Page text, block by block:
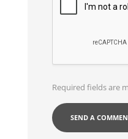
Required fields are